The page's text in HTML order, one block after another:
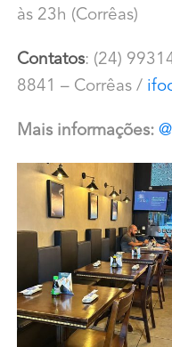
às 23h (Corrêas)
Contatos: (24)
8841 – Corrêas /
Mais informações: @